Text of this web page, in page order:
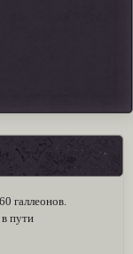
галлеонов.
пути